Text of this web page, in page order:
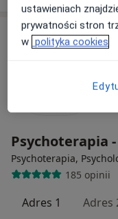
Psychoterapia
Psychoterapia,
185 opinii
Adres 1 Adres
ustawieniach
prywatności stron
w polityka cookies